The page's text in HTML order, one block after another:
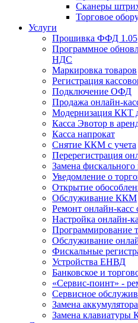
Сканеры
Торговое
Услуги
Прошивка ФФД 1.05
Программное
НДС
Маркировка товаров
Регистрация
Подключение ОФД
Продажа онлайн-
Модернизация ККТ
Касса Эвотор в
Касса напрокат
Снятие ККМ с учета
Перерегистрация
Замена фискального
Уведомление о
Открытие
Обслуживание ККМ
Ремонт онлайн-
Настройка онлайн-
Программирование
Обслуживание
Фискальные
Устройства ЕНВД
Банковское и
«Сервис-поинт» -
Сервисное
Замена
Замена